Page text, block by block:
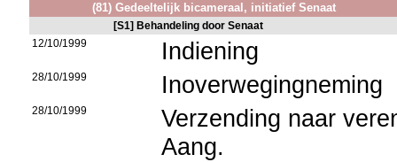
(81) Gedeeltelijk bicameraal, initiatief Senaat
[S1] Behandeling door Senaat
12/10/1999
Indiening
28/10/1999 Inoverwegingneming
28/10/1999
Verzending naar
Aang.